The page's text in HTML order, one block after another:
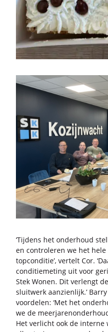
‘Tij­dens het on­der­houd
en con­tro­le­ren we het
top­con­di­tie’, ver­telt Cor.
con­di­tie­me­ting uit voor
Stek Wonen. Dit ver­lengt
sluit­werk aan­zien­lijk.’
voor­de­len: ‘Met het
we de
Het ver­licht ook de in­ter­ne